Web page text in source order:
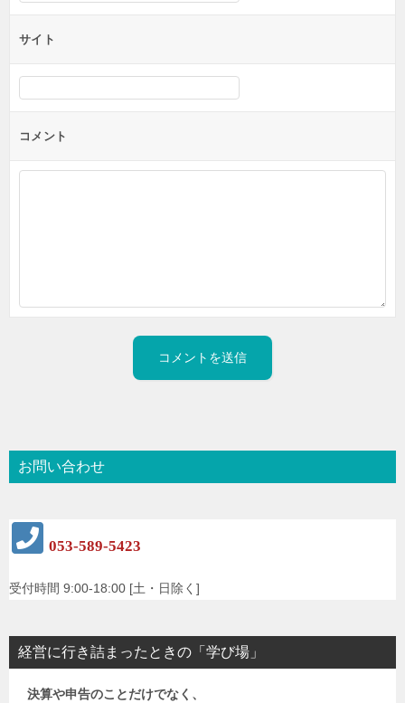
サイト
コメント
お問い合わせ
053-589-5423
受付時間 9:00-18:00 [土・日除く]
経営に行き詰まったときの「学び場」
決算や申告のことだけでなく、